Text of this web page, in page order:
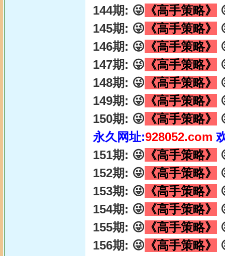
144期: 😜 《高手策略》
145期: 😜 《高手策略》
146期: 😜 《高手策略》
147期: 😜 《高手策略》
148期: 😜 《高手策略》
149期: 😜 《高手策略》
150期: 😜 《高手策略》
永久网址:928052.com
151期: 😜 《高手策略》
152期: 😜 《高手策略》
153期: 😜 《高手策略》
154期: 😜 《高手策略》
155期: 😜 《高手策略》
156期: 😜 《高手策略》